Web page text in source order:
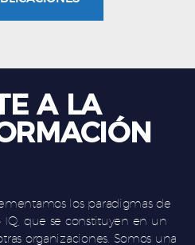
A LA
los paradigmas de
IQ, que se constituyen en un
organizaciones. Somos una